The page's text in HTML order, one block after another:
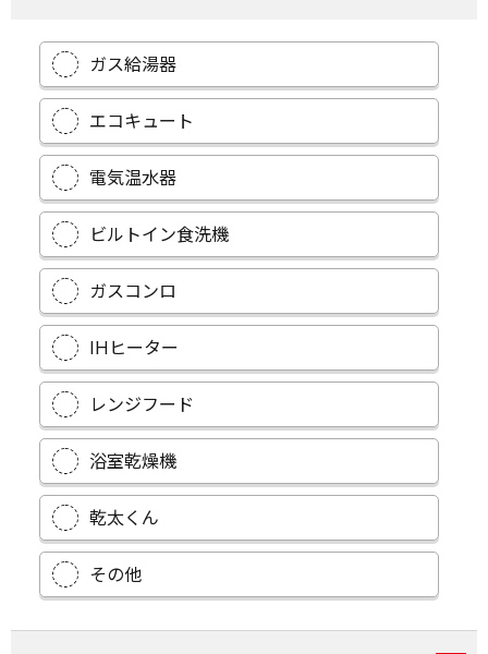
ガス給湯器
エコキュート
電気温水器
ビルトイン食洗機
ガスコンロ
IHヒーター
レンジフード
浴室乾燥機
乾太くん
その他